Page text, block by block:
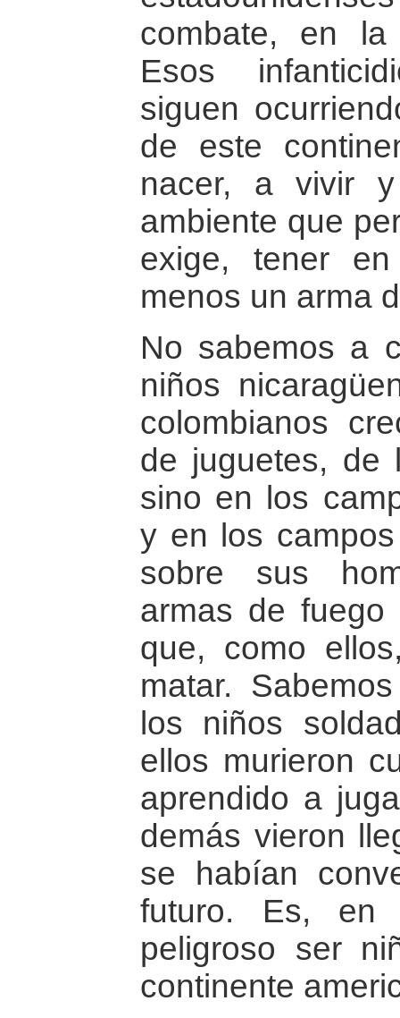
combate, en
Esos
siguen
de este
nacer, a vivir
ambiente que
exige, tener
menos un arma
No sabemos a
niños
colombianos
de juguetes, de
sino en los
y en los
sobre sus
armas de
que, como
matar.
los niños
ellos murieron
aprendido a
demás vieron
se habían
futuro. Es, en
peligroso ser
continente